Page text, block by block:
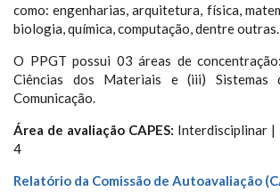
como: engenharias, arquitetura, física,
biologia, química, computação, dentre outras.
O PPGT possui 03 áreas de
Ciências dos Materiais e (iii) Sistemas
Comunicação.
Área de avaliação CAPES: Interdisciplinar |
4
Relatório da Comissão de Autoavaliação